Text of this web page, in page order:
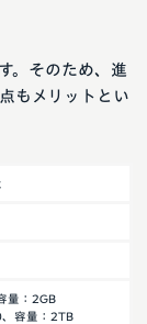
。そのため、進
もメリットとい
量：2GB
容量：2TB